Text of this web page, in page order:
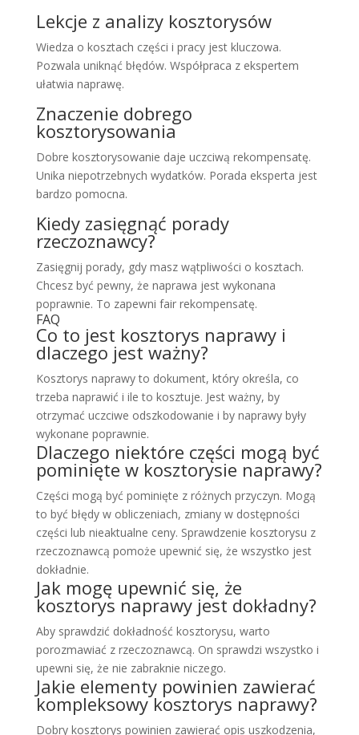
Lekcje z analizy kosztorysów
Wiedza o kosztach części i pracy jest kluczowa.
Pozwala uniknąć błędów. Współpraca z ekspertem
ułatwia naprawę.
Znaczenie dobrego
kosztorysowania
Dobre kosztorysowanie daje uczciwą rekompensatę.
Unika niepotrzebnych wydatków. Porada eksperta jest
bardzo pomocna.
Kiedy zasięgnąć porady
rzeczoznawcy?
Zasięgnij porady, gdy masz wątpliwości o kosztach.
Chcesz być pewny, że naprawa jest wykonana
poprawnie. To zapewni fair rekompensatę.
FAQ
Co to jest kosztorys naprawy i
dlaczego jest ważny?
Kosztorys naprawy to dokument, który określa, co
trzeba naprawić i ile to kosztuje. Jest ważny, by
otrzymać uczciwe odszkodowanie i by naprawy były
wykonane poprawnie.
Dlaczego niektóre części mogą być
pominięte w kosztorysie naprawy?
Części mogą być pominięte z różnych przyczyn. Mogą
to być błędy w obliczeniach, zmiany w dostępności
części lub nieaktualne ceny. Sprawdzenie kosztorysu z
rzeczoznawcą pomoże upewnić się, że wszystko jest
dokładnie.
Jak mogę upewnić się, że
kosztorys naprawy jest dokładny?
Aby sprawdzić dokładność kosztorysu, warto
porozmawiać z rzeczoznawcą. On sprawdzi wszystko i
upewni się, że nie zabraknie niczego.
Jakie elementy powinien zawierać
kompleksowy kosztorys naprawy?
Dobry kosztorys powinien zawierać opis uszkodzenia,